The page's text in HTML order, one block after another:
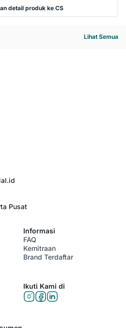
detail produk ke CS
Lihat Semua
Pusat
Informasi
FAQ
Kemitraan
Brand Terdaftar
Ikuti Kami di